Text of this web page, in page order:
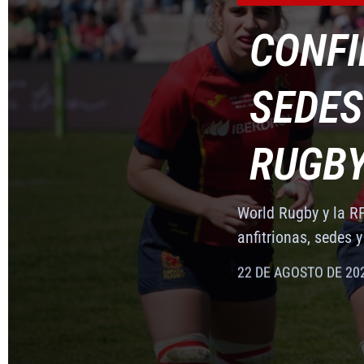
World Rugby y la
anfitrionas, sedes
22 DE AGOSTO DE
World Rugby y la
anfitrionas, sedes
22 DE AGOSTO DE
COMPETICIONES
World Rugby y la
anfitrionas, sedes